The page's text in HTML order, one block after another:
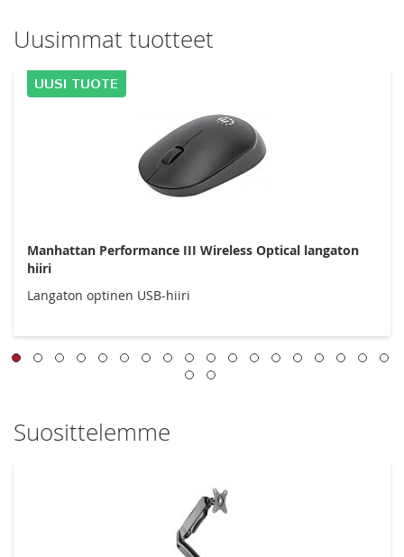
Uusimmat tuotteet
Manhattan Performance III Wireless Optical langaton
hiiri
Langaton optinen USB-hiiri
Suosittelemme